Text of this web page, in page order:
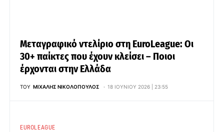
Μεταγραφικό ντελίριο στη EuroLeague: Οι
30+ παίκτες που έχουν κλείσει – Ποιοι
έρχονται στην Ελλάδα
ΤΟΥ ΜΙΧΆΛΗΣ ΝΙΚΟΛΌΠΟΥΛΟΣ 18 ΙΟΥΝΊΟΥ 2026 | 23:55
EUROLEAGUE